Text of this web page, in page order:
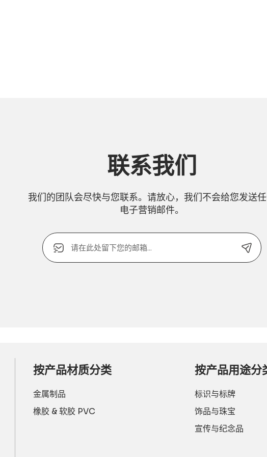
联系我们
我们的团队会尽快与您联系。请放心，我们不会给您发送
电子营销邮件。
电
子
邮
按产品材质分类
金属制品
橡胶 & 软胶 PVC
按产品用途分
标识与标牌
饰品与珠宝
宣传与纪念品